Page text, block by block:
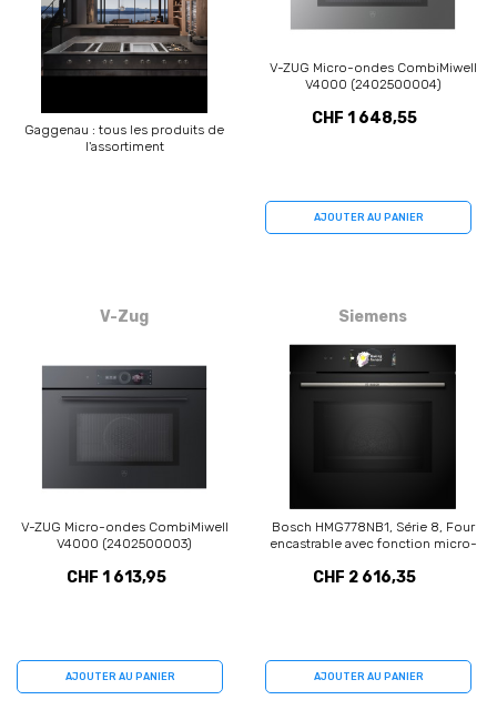
Gaggenau : tous les produits de
l'assortiment
V-ZUG Micro-ondes CombiMiwell
V4000 (2402500004)
CHF 1 648,55
AJOUTER AU PANIER
V-Zug
V-ZUG Micro-ondes CombiMiwell
V4000 (2402500003)
CHF 1 613,95
AJOUTER AU PANIER
Siemens
Bosch HMG778NB1, Série 8, Four
encastrable avec fonction micro-
CHF 2 616,35
AJOUTER AU PANIER